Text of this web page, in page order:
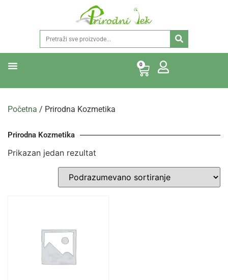
0
Početna / Prirodna Kozmetika
Prirodna Kozmetika
Prikazan jedan rezultat